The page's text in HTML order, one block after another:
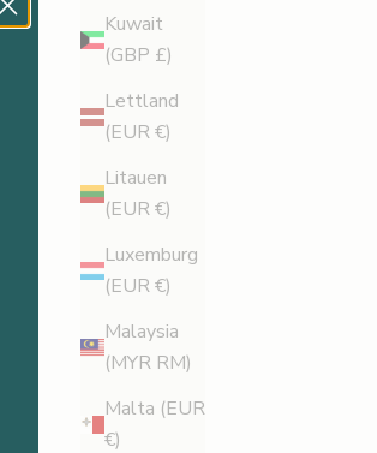
Kuwait
(GBP £)
Lettland
(EUR €)
Litauen
(EUR €)
Luxemburg
(EUR €)
Malaysia
(MYR RM)
Malta (EUR
€)